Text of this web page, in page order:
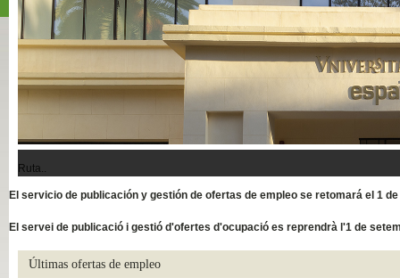
Ruta..
El servicio de publicación y gestión de ofertas de empleo se retomará el 1
El servei de publicació i gestió d'ofertes d'ocupació es reprendrà l'1 de
Últimas ofertas de empleo